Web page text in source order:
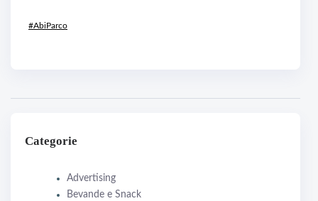
#AbiParco
Categorie
Advertising
Bevande e Snack